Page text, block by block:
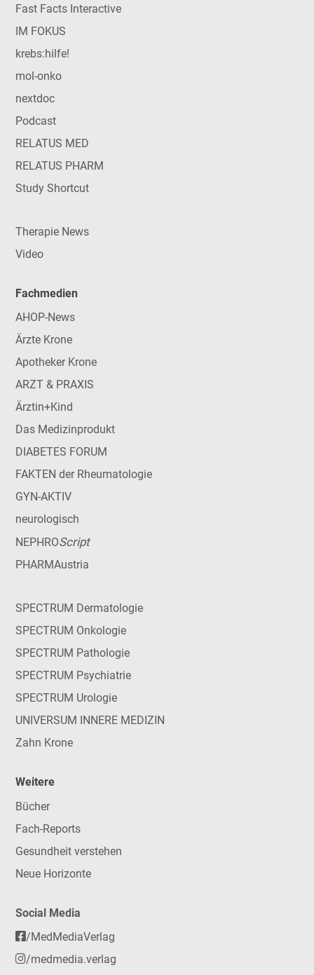
Fast Facts Interactive
IM FOKUS
krebs:hilfe!
mol-onko
nextdoc
Podcast
RELATUS MED
RELATUS PHARM
Study Shortcut
Therapie News
Video
Fachmedien
AHOP-News
Ärzte Krone
Apotheker Krone
ARZT & PRAXIS
Ärztin+Kind
Das Medizinprodukt
DIABETES FORUM
FAKTEN der Rheumatologie
GYN-AKTIV
neurologisch
NEPHROScript
PHARMAustria
SPECTRUM Dermatologie
SPECTRUM Onkologie
SPECTRUM Pathologie
SPECTRUM Psychiatrie
SPECTRUM Urologie
UNIVERSUM INNERE MEDIZIN
Zahn Krone
Weitere
Bücher
Fach-Reports
Gesundheit verstehen
Neue Horizonte
Social Media
/MedMediaVerlag
/medmedia.verlag